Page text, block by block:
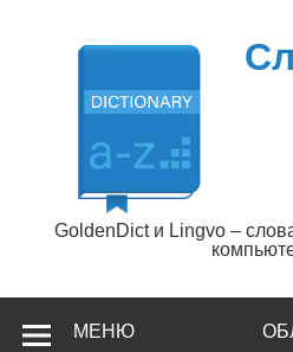
содержимому
GoldenDict и Lingvo –
МЕНЮ